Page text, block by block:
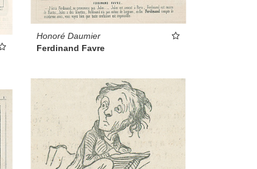
Honoré Daumier
Ferdinand Favre